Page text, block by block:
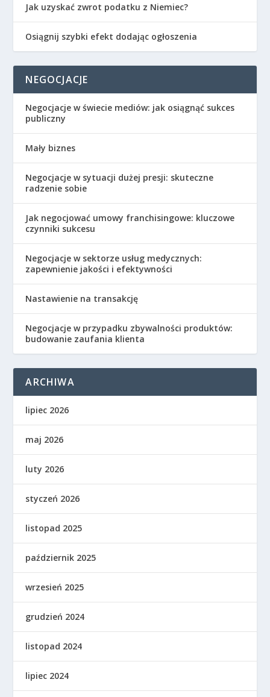
Jak uzyskać zwrot podatku z Niemiec?
Osiągnij szybki efekt dodając ogłoszenia
NEGOCJACJE
Negocjacje w świecie mediów: jak osiągnąć sukces
publiczny
Mały biznes
Negocjacje w sytuacji dużej presji: skuteczne
radzenie sobie
Jak negocjować umowy franchisingowe: kluczowe
czynniki sukcesu
Negocjacje w sektorze usług medycznych:
zapewnienie jakości i efektywności
Nastawienie na transakcję
Negocjacje w przypadku zbywalności produktów:
budowanie zaufania klienta
ARCHIWA
lipiec 2026
maj 2026
luty 2026
styczeń 2026
listopad 2025
październik 2025
wrzesień 2025
grudzień 2024
listopad 2024
lipiec 2024